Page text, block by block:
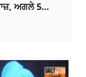
ਅਗਲੇ 5...